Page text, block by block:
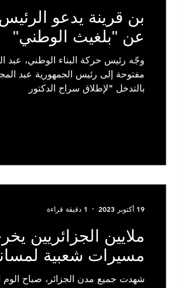
بن قرينة يدعو
عن "بلغيث الوطني"
وجّه رئيس حركة البناء الوطني، عبد
مفتوحة إلى رئيس الجمهورية عبد
بالتدخل "لإطلاق سراح الدكتور
ملايين الجزائريين
مسيرات شعبية
شهدت جميع مدن الجزائر، صباح
19 أكتوبر 2023 1 دقيقة قراءة